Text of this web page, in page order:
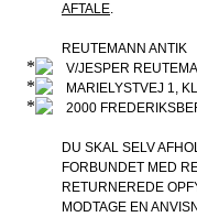
AFTALE.
REUTEMANN ANTIK
V/JESPER
MARIELYSTVEJ 1,
2000
DU SKAL SELV
FORBUNDET MED
RETURNEREDE
MODTAGE EN